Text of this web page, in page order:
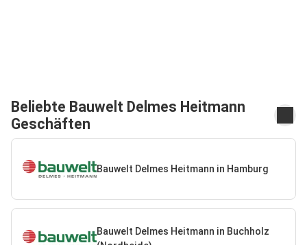
Beliebte Bauwelt Delmes Heitmann
Geschäften
Bauwelt Delmes Heitmann in Hamburg
Bauwelt Delmes Heitmann in Buchholz